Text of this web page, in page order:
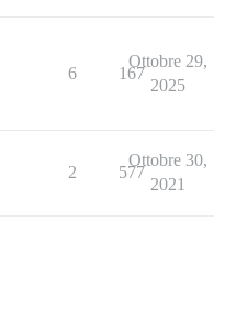
6 167
Ottobre 29,
2025
2 577
Ottobre 30,
2021